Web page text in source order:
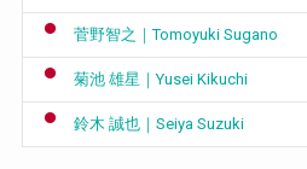
菅野智之｜Tomoyuki Sugano
菊池 雄星｜Yusei Kikuchi
鈴木 誠也｜Seiya Suzuki